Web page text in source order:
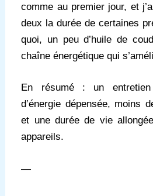
comme au premier jour, et
deux la durée de certaines
quoi, un peu d’huile de
chaîne énergétique qui
En résumé : un
d’énergie dépensée, moins
et une durée de vie
appareils.
—